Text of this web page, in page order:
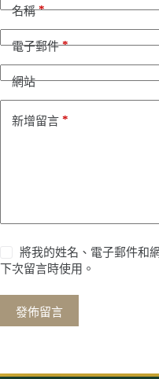
名稱*
電子郵件*
網站
新增留言 *
將我的姓名、電子郵件和
下次留言時使用。
發佈留言